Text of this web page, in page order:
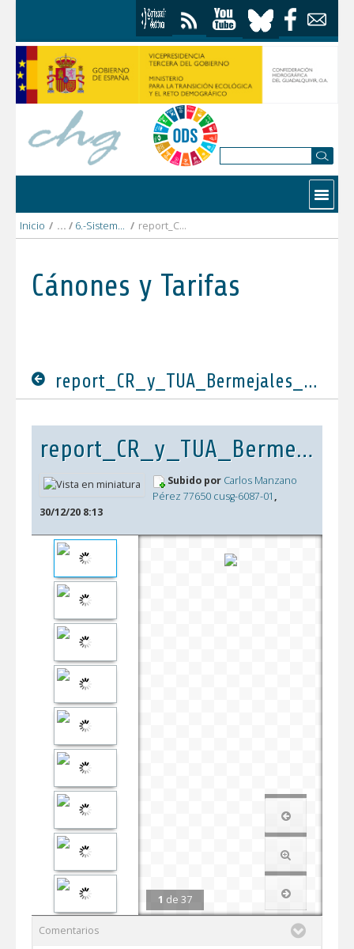
Contactar
Inicio / 6.-Sistema_Genil / report_CR_y_TUA_Bermejales_2021_DEFINITIVO.pdf
Cánones y Tarifas
report_CR_y_TUA_Bermejales_2021_DEFINITIVO.pdf
report_CR_y_TUA_Bermejales_2021_DEFINITIVO.pdf
Subido por Carlos Manzano
Pérez 77650 cusg-6087-01 ,
30/12/20 8:13
1 de 37
Comentarios